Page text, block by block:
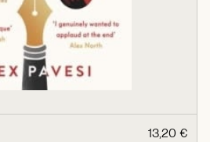
13,20 €